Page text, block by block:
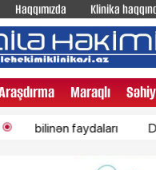
Haqqımızda Klinika
Maraqlı
faydaları Diqqəti